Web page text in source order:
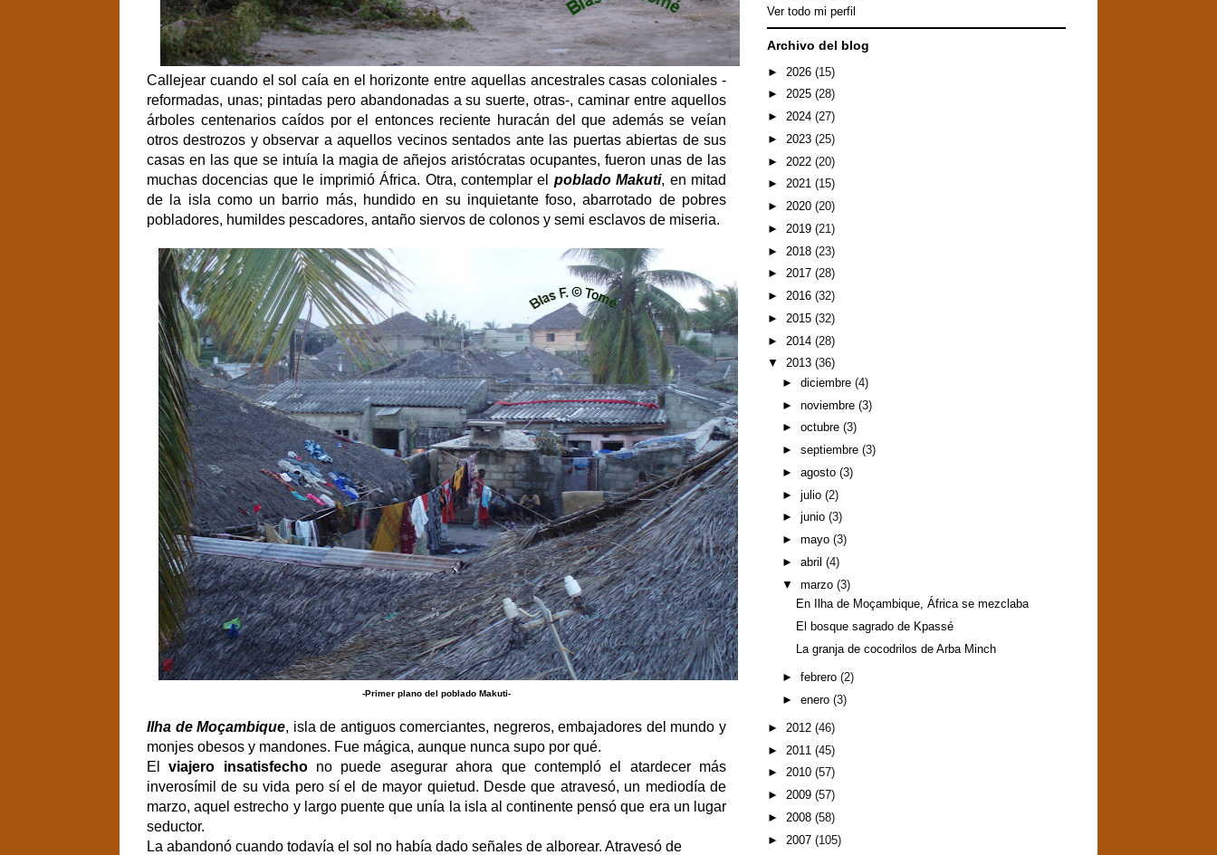
Callejear cuando el sol caía en el horizonte entre aquellas ancestrales casas coloniales -
reformadas, unas; pintadas pero abandonadas a su suerte, otras-, caminar entre aquellos
árboles centenarios caídos por el entonces reciente huracán del que además se veían
otros destrozos y observar a aquellos vecinos sentados ante las puertas abiertas de sus
casas en las que se intuía la magia de añejos aristócratas ocupantes, fueron unas de las
muchas docencias que le imprimió África. Otra, contemplar el poblado Makuti, en mitad
de la isla como un barrio más, hundido en su inquietante foso, abarrotado de pobres
pobladores, humildes pescadores, antaño siervos de colonos y semi esclavos de miseria.
-Primer plano del poblado Makuti-
Ilha de Moçambique, isla de antiguos comerciantes, negreros, embajadores del mundo y
monjes obesos y mandones. Fue mágica, aunque nunca supo por qué.
Elviajero insatisfechono puede asegurar ahora que contempló el atardecer más
inverosímil de su vida pero sí el de mayor quietud. Desde que atravesó, un mediodía de
marzo, aquel estrecho y largo puente que unía la isla al continente pensó que era un lugar
seductor.
La abandonó cuando todavía el sol no había dado señales de alborear. Atravesó de
Ver todo mi perfil
Archivo del blog
► 2026 (15)
► 2025 (28)
► 2024 (27)
► 2023 (25)
► 2022 (20)
► 2021 (15)
► 2020 (20)
► 2019 (21)
► 2018 (23)
► 2017 (28)
► 2016 (32)
► 2015 (32)
► 2014 (28)
▼ 2013 (36)
► diciembre (4)
► noviembre (3)
► octubre (3)
► septiembre (3)
► agosto (3)
► julio (2)
► junio (3)
► mayo (3)
► abril (4)
▼ marzo (3)
En Ilha de Moçambique, África se mezclaba
El bosque sagrado de Kpassé
La granja de cocodrilos de Arba Minch
► febrero (2)
► enero (3)
► 2012 (46)
► 2011 (45)
► 2010 (57)
► 2009 (57)
► 2008 (58)
► 2007 (105)